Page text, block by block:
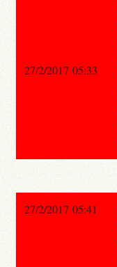
27/2/2017 05:33
27/2/2017 05:41